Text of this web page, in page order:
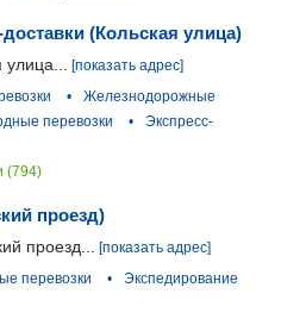
(Кольская улица)
[показать адрес]
•
Железнодорожные
перевозки •
Экспресс-
(794)
проезд)
проезд...
[показать адрес]
перевозки •
Экспедирование